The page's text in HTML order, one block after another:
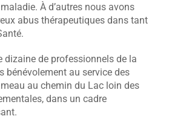
À d’autres nous avons
abus thérapeutiques dans tant
dizaine de professionnels de la
bénévolement au service des
au chemin du Lac loin des
dans un cadre